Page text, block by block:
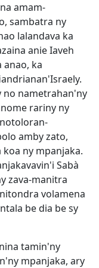
amam-
sambatra ny
lalandava ka
anie Iaveh
ka
no nametrahan'ny
rariny ny
amby zato,
ny mpanjaka.
Sabà
zava-manitra
volamena
be dia be sy
tamin'ny
mpanjaka, ary